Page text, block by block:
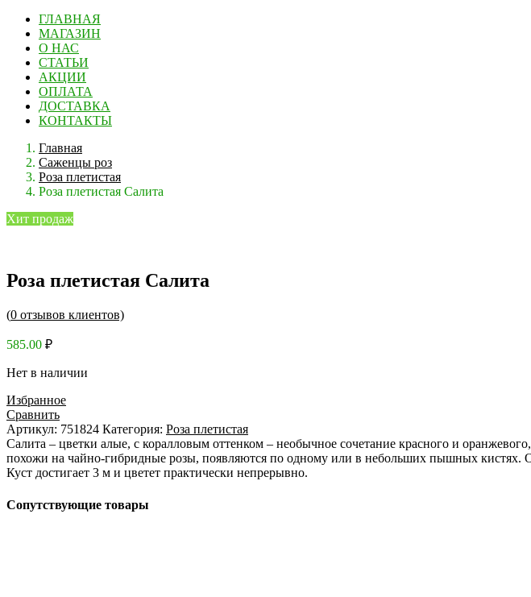
ГЛАВНАЯ
МАГАЗИН
О НАС
СТАТЬИ
АКЦИИ
ОПЛАТА
ДОСТАВКА
КОНТАКТЫ
Главная
Саженцы роз
Роза плетистая
Роза плетистая Салита
Хит продаж
Роза плетистая Салита
(0 отзывов клиентов)
585.00 ₽
Нет в наличии
Избранное
Сравнить
Артикул: 751824 Категория: Роза плетистая
Салита – цветки алые, с коралловым оттенком – необычное сочетание красного и
похожи на чайно-гибридные розы, появляются по одному или в небольших пышных
Куст достигает 3 м и цветет практически непрерывно.
Сопутствующие товары